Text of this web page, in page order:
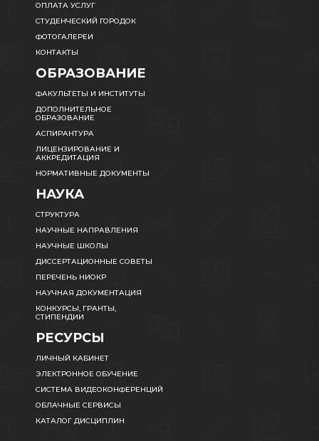
ОПЛАТА УСЛУГ
СТУДЕНЧЕСКИЙ ГОРОДОК
ФОТОГАЛЕРЕИ
КОНТАКТЫ
ОБРАЗОВАНИЕ
ФАКУЛЬТЕТЫ И ИНСТИТУТЫ
ДОПОЛНИТЕЛЬНОЕ
ОБРАЗОВАНИЕ
АСПИРАНТУРА
ЛИЦЕНЗИРОВАНИЕ И
АККРЕДИТАЦИЯ
НОРМАТИВНЫЕ ДОКУМЕНТЫ
НАУКА
СТРУКТУРА
НАУЧНЫЕ НАПРАВЛЕНИЯ
НАУЧНЫЕ ШКОЛЫ
ДИССЕРТАЦИОННЫЕ СОВЕТЫ
ПЕРЕЧЕНЬ НИОКР
НАУЧНАЯ ДОКУМЕНТАЦИЯ
КОНКУРСЫ, ГРАНТЫ,
СТИПЕНДИИ
РЕСУРСЫ
ЛИЧНЫЙ КАБИНЕТ
ЭЛЕКТРОННОЕ ОБУЧЕНИЕ
СИСТЕМА ВИДЕОКОНФЕРЕНЦИЙ
ОБЛАЧНЫЕ СЕРВИСЫ
КАТАЛОГ ДИСЦИПЛИН